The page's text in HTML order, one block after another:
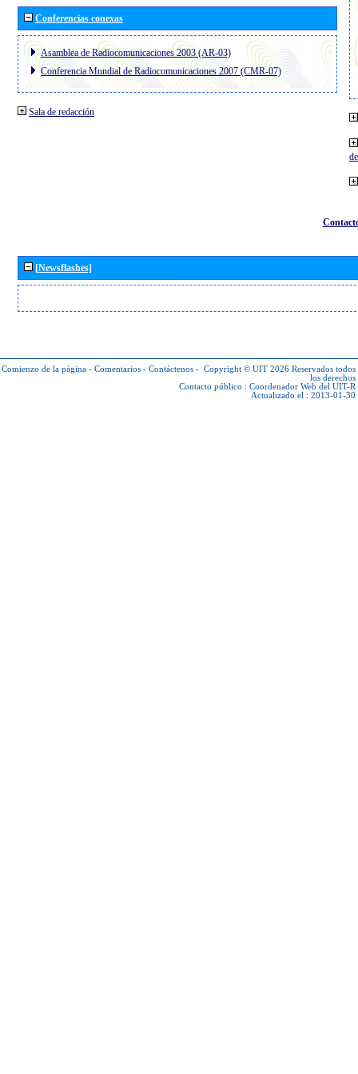
Conferencias conexas
Asamblea de Radiocomunicaciones 2003 (AR-03)
Conferencia Mundial de Radiocomunicaciones 2007 (CMR-07)
Sala de redacción
[Newsflashes]
Comienzo de la página - Comentarios - Contáctenos - Copyright © UIT 2026 Reservados todos
los derechos
Contacto público : Coordenador Web del UIT-R
Actualizado el : 2013-01-30